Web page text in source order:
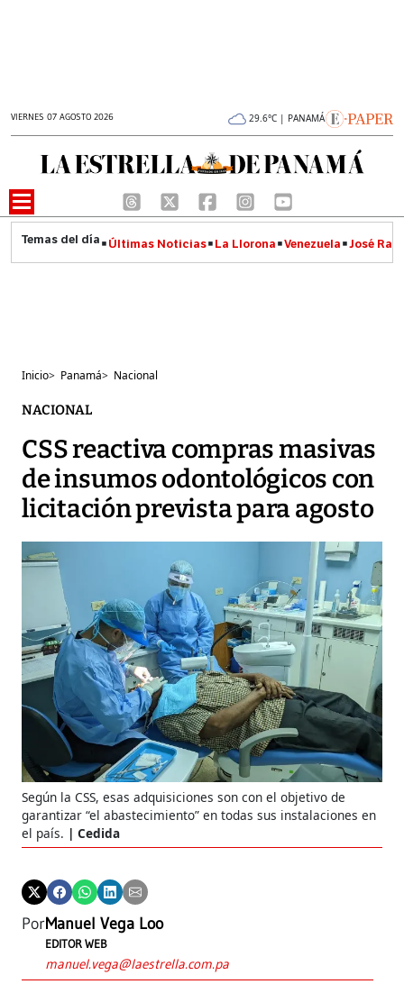
VIERNES 07 AGOSTO 2026 29.6°C | PANAMÁ
Últimas Noticias La Llorona Venezuela José
Inicio> Panamá> Nacional
NACIONAL
CSS reactiva compras masivas
de insumos odontológicos con
licitación prevista para agosto
Según la CSS, esas adquisiciones son con el objetivo de
garantizar “el abastecimiento” en todas sus instalaciones en
el país.
Cedida
PorManuel Vega Loo
EDITOR WEB
manuel.vega@laestrella.com.pa